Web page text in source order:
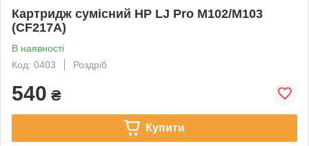
Картридж сумісний HP LJ Pro M102/M103
(CF217A)
В наявності
Код: 0403
Роздріб
540 ₴
Купити